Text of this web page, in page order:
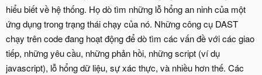
hiểu biết về hệ thống. Họ dò tìm những lỗ hổng an ninh của một
ứng dụng trong trạng thái chạy của nó. Những công cụ DAST
chạy trên code đang hoạt động để dò tìm các vấn đề với các giao
tiếp, những yêu cầu, những phản hồi, những script (ví dụ
javascript), lỗ hổng dữ liệu, sự xác thực, và nhiều hơn thế. Các